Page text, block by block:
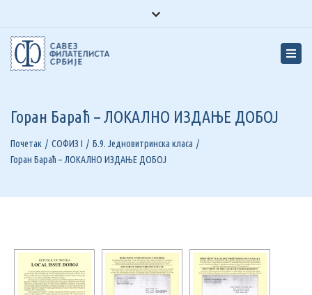
YoutubeInstagram
Горан Бараћ – ЛОКАЛНО ИЗДАЊЕ ДОБОЈ
Почетак СОФИЗ I
Б.9. Једновитринска класа
Горан Бараћ – ЛОКАЛНО ИЗДАЊЕ ДОБОЈ